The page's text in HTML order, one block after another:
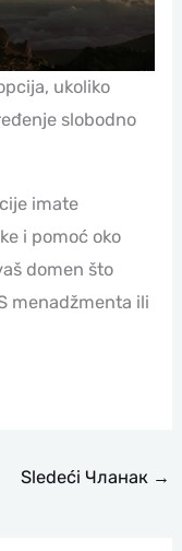
ukoliko
slobodno
imate
i pomoć oko
domen što
menadžmenta ili
Sledeći Чланак →